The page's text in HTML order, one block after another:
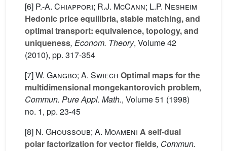
[6] P.-A. Chiappori; R.J. McCann; L.P. Nesheim
Hedonic price equilibria, stable matching, and
optimal transport: equivalence, topology, and
uniqueness, Econom. Theory, Volume 42
(2010), pp. 317-354
[7]W. Gangbo; A. Swiech Optimal maps for the
multidimensional mongekantorovich problem,
Commun. Pure Appl. Math., Volume 51 (1998)
no. 1, pp. 23-45
[8] N. Ghoussoub; A. Moameni A self-dual
polar factorization for vector fields, Commun.